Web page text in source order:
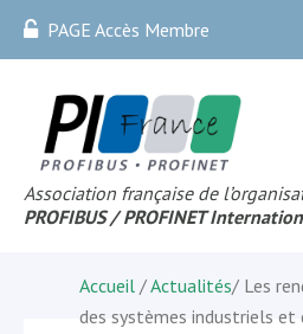
PAGE Accès Membre
Association française de
PROFIBUS / PROFINET
Accueil /Actualités/ Les
des systèmes industriels et